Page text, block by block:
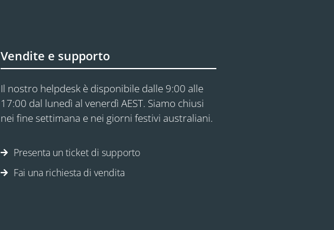
Vendite e supporto
Il nostro helpdesk è disponibile dalle 9:00 alle
17:00 dal lunedì al venerdì AEST. Siamo chiusi
nei fine settimana e nei giorni festivi australiani.
Presenta un ticket di supporto
Fai una richiesta di vendita